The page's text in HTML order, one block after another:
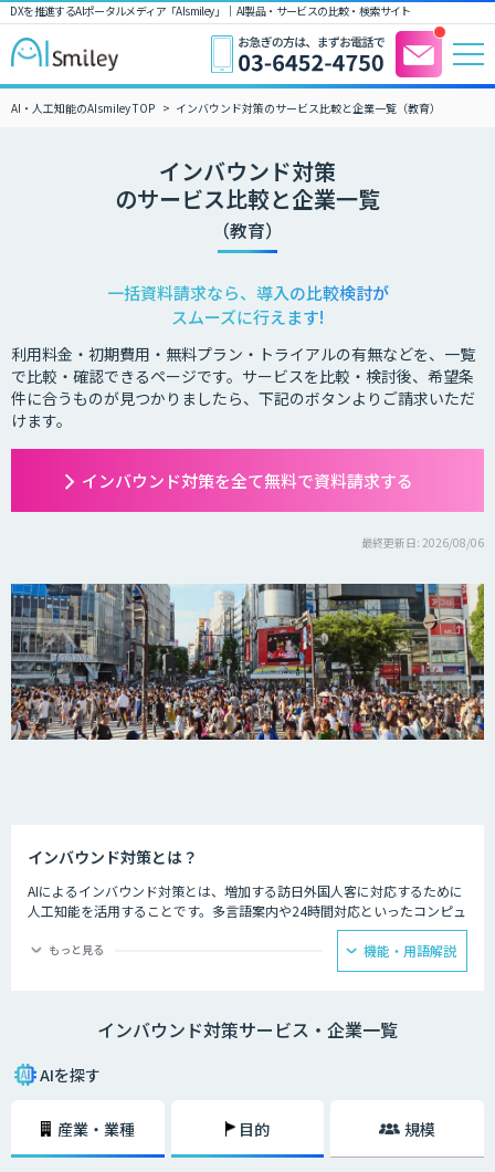
DXを推進するAIポータルメディア「AIsmiley」｜ AI製品・サービスの比較・検索サイト
AI・人工知能のAIsmiley TOP インバウンド対策のサービス比較と企業一覧（教育）
インバウンド対策
のサービス比較と企業一覧
（教育）
一括資料請求なら、導入の比較検討が
スムーズに行えます!
利用料金・初期費用・無料プラン・トライアルの有無などを、一覧
で比較・確認できるページです。サービスを比較・検討後、希望条
件に合うものが見つかりましたら、下記のボタンよりご請求いただ
けます。
インバウンド対策を全て無料で資料請求する
最終更新日: 2026/08/06
インバウンド対策とは？
AIによるインバウンド対策とは、増加する訪日外国人客に対応するために
人工知能を活用することです。多言語案内や24時間対応といったコンピュ
ーターならではの強みを生かし、AIを観光業界に役立てている事例があり
ます。
提供できるAIは、観光業界を支える味方となることでしょう。
もっと見る 機能・用語解説
インバウンド対策サービス・企業一覧
AIを探す
産業・業種 目的 規模